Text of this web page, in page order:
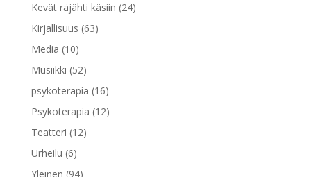
Kevät räjähti käsiin (24)
Kirjallisuus (63)
Media (10)
Musiikki (52)
psykoterapia (16)
Psykoterapia (12)
Teatteri (12)
Urheilu (6)
Yleinen (94)